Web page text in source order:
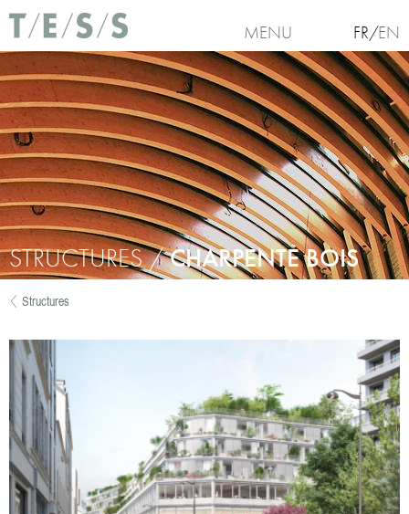
Aller au contenu principal
MENU FR EN
STRUCTURES /CHARPENTE BOIS
Structures